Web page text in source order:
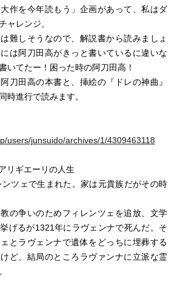
作を今年読もう」企画があって、私はダ
ャレンジ。
難しそうなので、解説書から読みましょ
は阿刀田高がきっと書いているに違いな
いてたー！困った時の阿刀田高！
刀田高の本書と、挿絵の『ドレの神曲』
時進行で読みます。
users/junsuido/archives/1/4309463118
リギエーリの人生
ツェで生まれた。家は元貴族だがその時
の争いのためフィレンツェを追放、文学
げるが1321年にラヴェンナで死んだ。そ
とラヴェンナで遺体をどっちに埋葬する
ど、結局のところラヴァンナに立派な霊